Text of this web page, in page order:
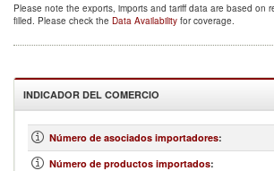
Please note the exports, imports and tariff data are based on
filled. Please check the Data Availability for coverage.
INDICADOR DEL COMERCIO
Número de asociados importadores:
Número de productos importados: